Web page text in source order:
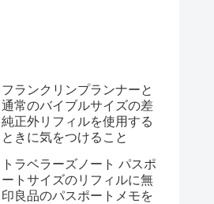
フランクリンプランナーと
通常のバイブルサイズの差
純正外リフィルを使用する
ときに気をつけること
トラベラーズノート パスポ
ートサイズのリフィルに無
印良品のパスポートメモを